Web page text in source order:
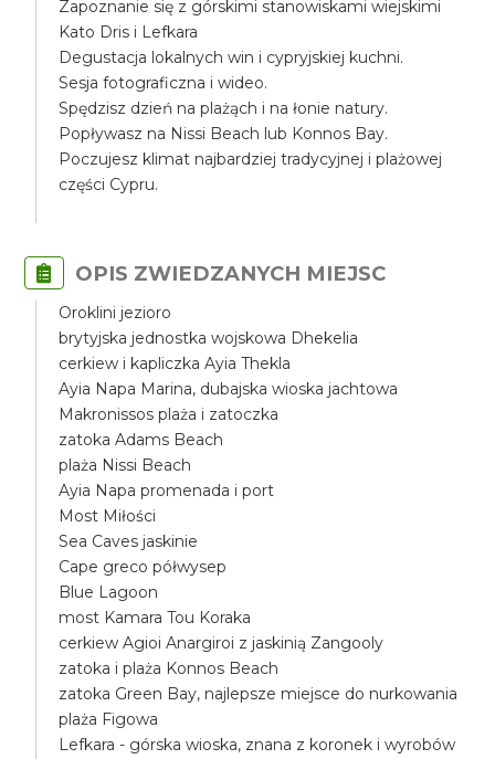
Zapoznanie się z górskimi stanowiskami wiejskimi
Kato Dris i Lefkara
Degustacja lokalnych win i cypryjskiej kuchni.
Sesja fotograficzna i wideo.
Spędzisz dzień na plażąch i na łonie natury.
Popływasz na Nissi Beach lub Konnos Bay.
Poczujesz klimat najbardziej tradycyjnej i plażowej
części Cypru.
OPIS ZWIEDZANYCH MIEJSC
Oroklini jezioro
brytyjska jednostka wojskowa Dhekelia
cerkiew i kapliczka Ayia Thekla
Ayia Napa Marina, dubajska wioska jachtowa
Makronissos plaża i zatoczka
zatoka Adams Beach
plaża Nissi Beach
Ayia Napa promenada i port
Most Miłości
Sea Caves jaskinie
Cape greco półwysep
Blue Lagoon
most Kamara Tou Koraka
cerkiew Agioi Anargiroi z jaskinią Zangooly
zatoka i plaża Konnos Beach
zatoka Green Bay, najlepsze miejsce do nurkowania
plaża Figowa
Lefkara - górska wioska, znana z koronek i wyrobów